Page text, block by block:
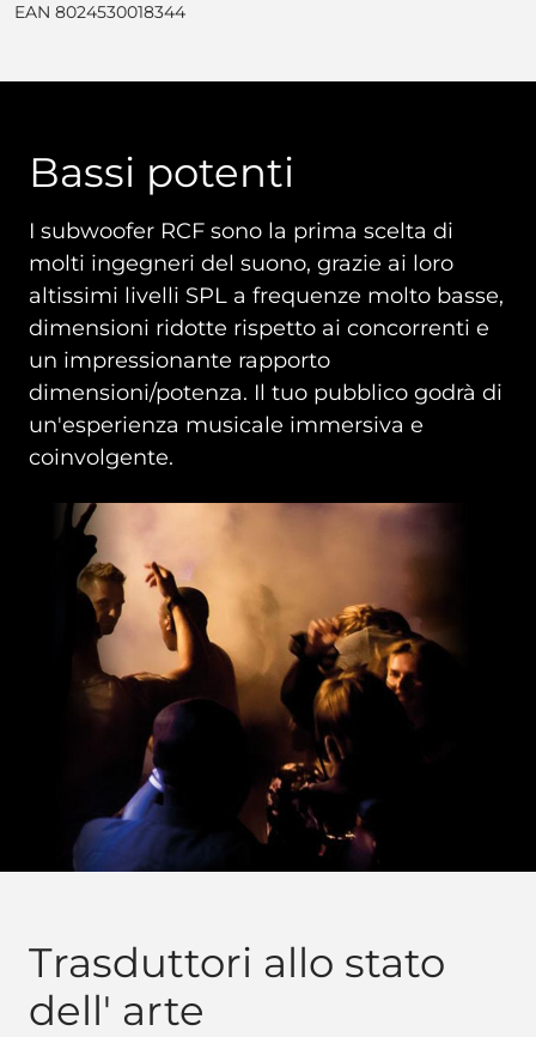
EAN 8024530018344
Bassi potenti
I subwoofer RCF sono la prima scelta di
molti ingegneri del suono, grazie ai loro
altissimi livelli SPL a frequenze molto basse,
dimensioni ridotte rispetto ai concorrenti e
un impressionante rapporto
dimensioni/potenza. Il tuo pubblico godrà di
un'esperienza musicale immersiva e
coinvolgente.
Trasduttori allo stato
dell' arte